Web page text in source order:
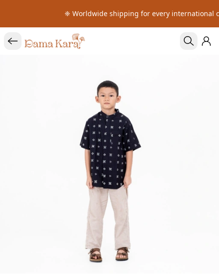
❈ Worldwide shipping for every international